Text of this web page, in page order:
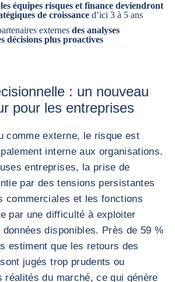
les équipes risques et finance deviendront
de croissance d’ici 3 à 5 ans
externes des analyses
décisions plus proactives
: un nouveau
pour les entreprises
comme externe, le risque est
interne aux organisations.
entreprises, la prise de
par des tensions persistantes
commerciales et les fonctions
par une difficulté à exploiter
disponibles. Près de 59 %
estiment que les retours des
jugés trop prudents ou
réalités du marché, ce qui génère